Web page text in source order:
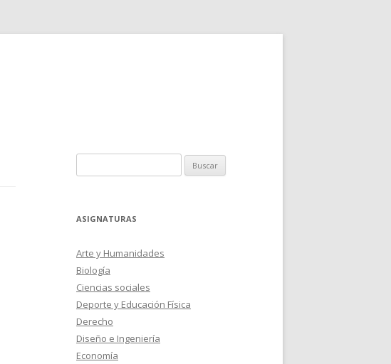
ASIGNATURAS
Arte y Humanidades
Biología
Ciencias sociales
Deporte y Educación Física
Derecho
Diseño e Ingeniería
Economía